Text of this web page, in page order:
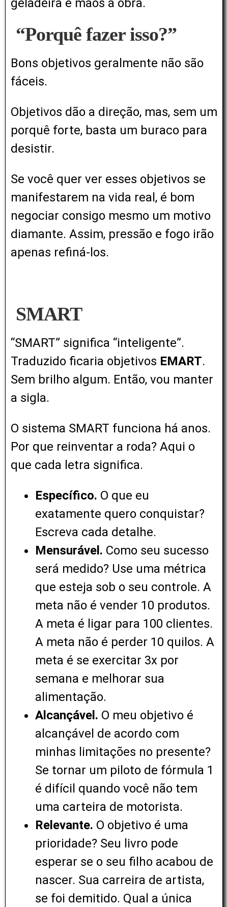
geladeira e mãos à obra.
“Porquê fazer isso?”
Bons objetivos geralmente não são
fáceis.
Objetivos dão a direção, mas, sem um
porquê forte, basta um buraco para
desistir.
Se você quer ver esses objetivos se
manifestarem na vida real, é bom
negociar consigo mesmo um motivo
diamante. Assim, pressão e fogo irão
apenas refiná-los.
SMART
“SMART” significa “inteligente”.
Traduzido ficaria objetivos EMART.
Sem brilho algum. Então, vou manter
a sigla.
O sistema SMART funciona há anos.
Por que reinventar a roda? Aqui o
que cada letra significa.
Específico. O que eu
exatamente quero conquistar?
Escreva cada detalhe.
Mensurável. Como seu sucesso
será medido? Use uma métrica
que esteja sob o seu controle. A
meta não é vender 10 produtos.
A meta é ligar para 100 clientes.
A meta não é perder 10 quilos. A
meta é se exercitar 3x por
semana e melhorar sua
alimentação.
Alcançável. O meu objetivo é
alcançável de acordo com
minhas limitações no presente?
Se tornar um piloto de fórmula 1
é difícil quando você não tem
uma carteira de motorista.
Relevante. O objetivo é uma
prioridade? Seu livro pode
esperar se o seu filho acabou de
nascer. Sua carreira de artista,
se foi demitido. Qual a única